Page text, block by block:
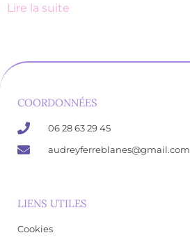
Lire la suite
COORDONNÉES
06 28 63 29 45
audreyferreblanes@gmail.com
LIENS UTILES
Cookies